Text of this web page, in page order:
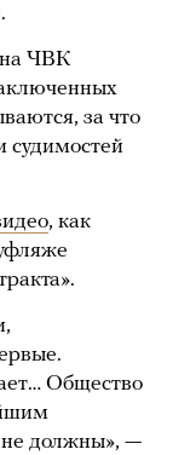
на ЧВК
за что
судимостей
, как
Общество
не должны», —